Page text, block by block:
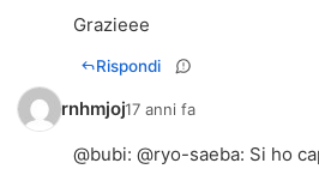
Grazieee
Rispondi
rnhmjoj17 anni fa
@bubi: @ryo-saeba: Si ho